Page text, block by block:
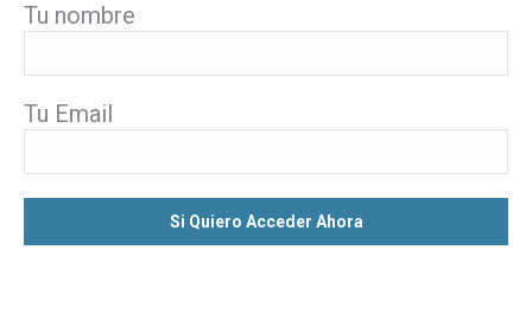
Tu nombre
Tu Email